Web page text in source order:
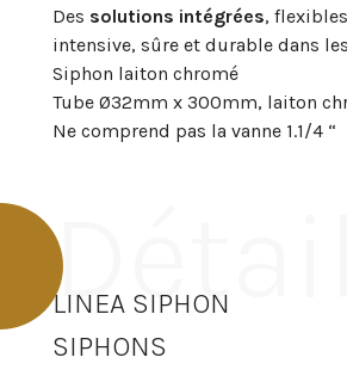
Des solutions intégrées,
intensive, sûre et durable dans
Siphon laiton chromé
Tube Ø32mm x 300mm, laiton
Ne comprend pas la vanne 1.1/4 “
LINEA SIPHON
SIPHONS